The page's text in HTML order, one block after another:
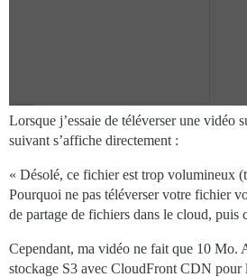
Lorsque j’essaie de téléverser une vidéo
suivant s’affiche directement :
« Désolé, ce fichier est trop volumineux
Pourquoi ne pas téléverser votre fichier
de partage de fichiers dans le cloud, puis
Cependant, ma vidéo ne fait que 10 Mo.
stockage S3 avec CloudFront CDN pour